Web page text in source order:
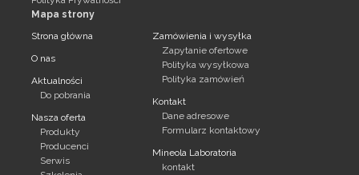
Mapa strony
Strona główna
O nas
Aktualności
Do pobrania
Nasza oferta
Produkty
Producenci
Serwis
Zamówienia i wysyłka
Zapytanie ofertowe
Polityka wysyłkowa
Polityka zamówień
Kontakt
Dane adresowe
Formularz kontaktowy
Mineola Laboratoria
kontakt